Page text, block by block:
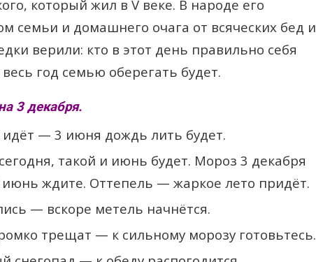
который жил в V веке. В народе его
семьи и домашнего очага от всяческих бед и
верили: кто в этот день правильно себя
год семью оберегать будет.
3 декабря.
идёт — 3 июня дождь лить будет.
такой и июнь будет. Мороз 3 декабря
ждите. Оттепель — жаркое лето придёт.
— вскоре метель начнётся.
трещат — к сильному морозу готовьтесь.